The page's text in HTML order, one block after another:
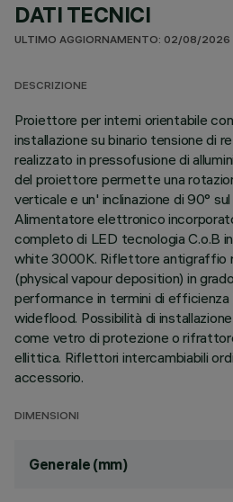
DATI TECNICI
ULTIMO AGGIORNAMENTO: 02/08/2026
DESCRIZIONE
Proiettore per interni orientabile
installazione su binario tensione di
realizzato in pressofusione di
del proiettore permette una
verticale e un' inclinazione di 90°
Alimentatore elettronico
completo di LED tecnologia C.o.B
white 3000K. Riflettore antigraffio
(physical vapour deposition) in
performance in termini di efficienza
wideflood. Possibilità di
come vetro di protezione o
ellittica. Riflettori intercambiabili
accessorio.
DIMENSIONI
Generale (mm)